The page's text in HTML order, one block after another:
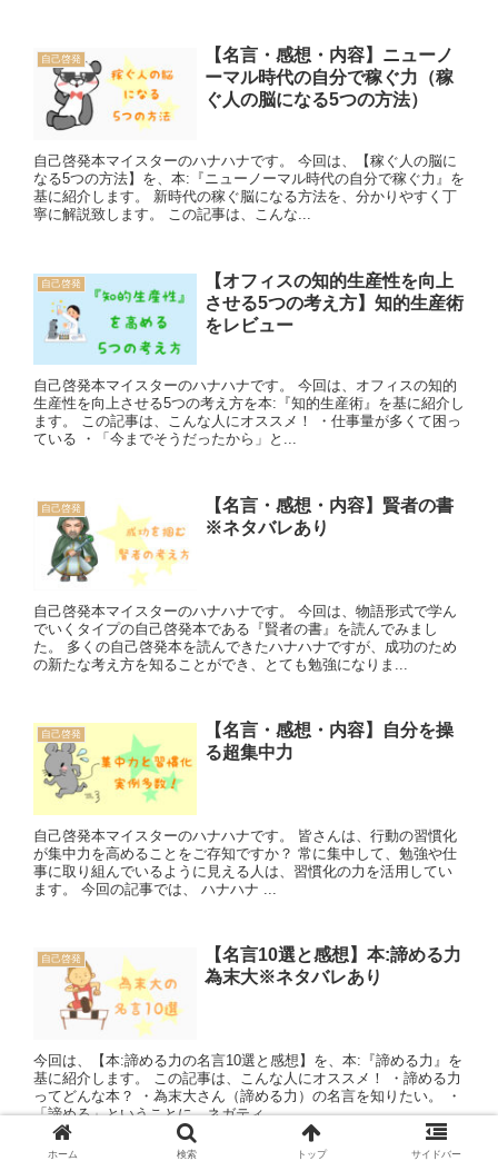
自己啓発
【名言・感想・内容】ニューノ
ーマル時代の自分で稼ぐ力（稼
ぐ人の脳になる5つの方法）
自己啓発本マイスターのハナハナです。 今回は、【稼ぐ人の脳に
なる5つの方法】を、本:『ニューノーマル時代の自分で稼ぐ力』を
基に紹介します。 新時代の稼ぐ脳になる方法を、分かりやすく丁
寧に解説致します。 この記事は、こんな...
自己啓発
【オフィスの知的生産性を向上
させる5つの考え方】知的生産術
をレビュー
自己啓発本マイスターのハナハナです。 今回は、オフィスの知的
生産性を向上させる5つの考え方を本:『知的生産術』を基に紹介し
ます。 この記事は、こんな人にオススメ！ ・仕事量が多くて困っ
ている ・「今までそうだったから」と...
自己啓発
【名言・感想・内容】賢者の書
※ネタバレあり
自己啓発本マイスターのハナハナです。 今回は、物語形式で学ん
でいくタイプの自己啓発本である『賢者の書』を読んでみまし
た。 多くの自己啓発本を読んできたハナハナですが、成功のため
の新たな考え方を知ることができ、とても勉強になりま...
自己啓発
【名言・感想・内容】自分を操
る超集中力
自己啓発本マイスターのハナハナです。 皆さんは、行動の習慣化
が集中力を高めることをご存知ですか？ 常に集中して、勉強や仕
事に取り組んでいるように見える人は、習慣化の力を活用してい
ます。 今回の記事では、 ハナハナ ...
自己啓発
【名言10選と感想】本:諦める力
為末大※ネタバレあり
今回は、【本:諦める力の名言10選と感想】を、本:『諦める力』を
基に紹介します。 この記事は、こんな人にオススメ！ ・諦める力
ってどんな本？ ・為末大さん（諦める力）の名言を知りたい。 ・
「諦める」ということに、ネガティ...
ホーム 検索 トップ サイドバー